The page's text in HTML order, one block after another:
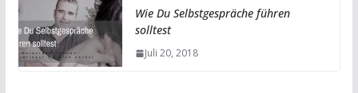
Wie Du Selbstgespräche führen
solltest
Juli 20, 2018